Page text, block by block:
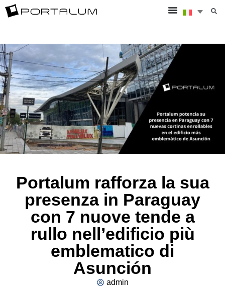
Portalum rafforza la sua
presenza in Paraguay
con 7 nuove tende a
rullo nell’edificio più
emblematico di
Asunción
admin